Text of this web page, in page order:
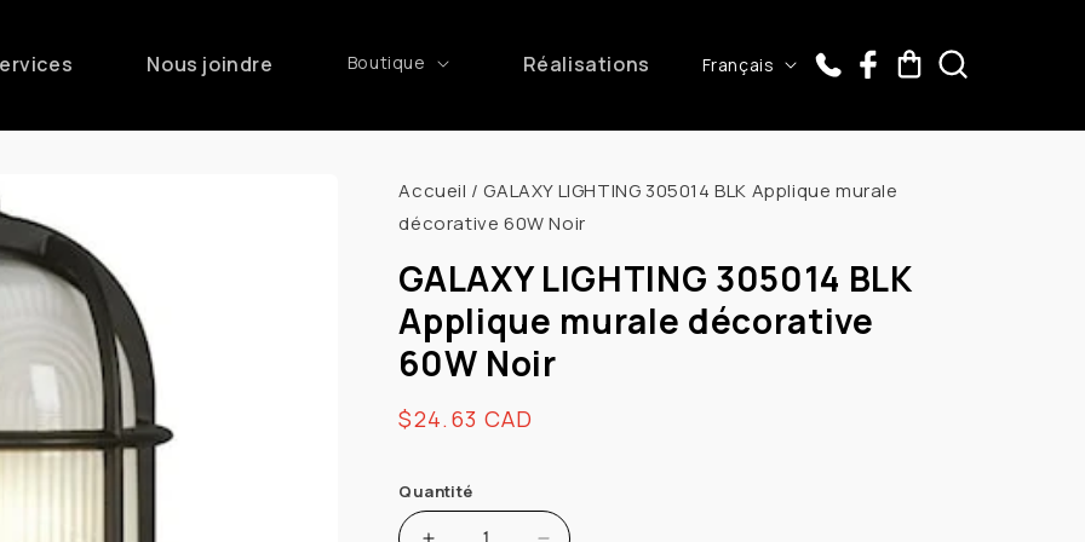
Nous joindre Boutique Réalisations
L
n
g
e
Français Panier
Accueil /GALAXY LIGHTING 305014 BLK Applique murale
décorative 60W Noir
GALAXY LIGHTING 305014 BLK
Applique murale décorative
60W Noir
Prix
$24.63 CAD
Quantité